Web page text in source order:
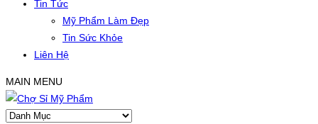
Tin Tức
Mỹ Phẩm Làm Đẹp
Tin Sức Khỏe
Liên Hệ
MAIN MENU